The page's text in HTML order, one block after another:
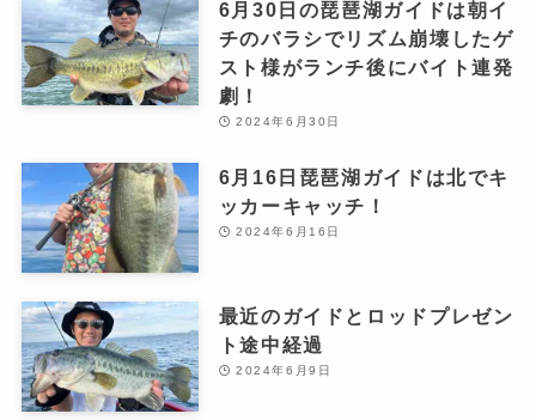
6月30日の琵琶湖ガイドは朝イ
チのバラシでリズム崩壊したゲ
スト様がランチ後にバイト連発
劇！
2024年6月30日
6月16日琵琶湖ガイドは北でキ
ッカーキャッチ！
2024年6月16日
最近のガイドとロッドプレゼン
ト途中経過
2024年6月9日